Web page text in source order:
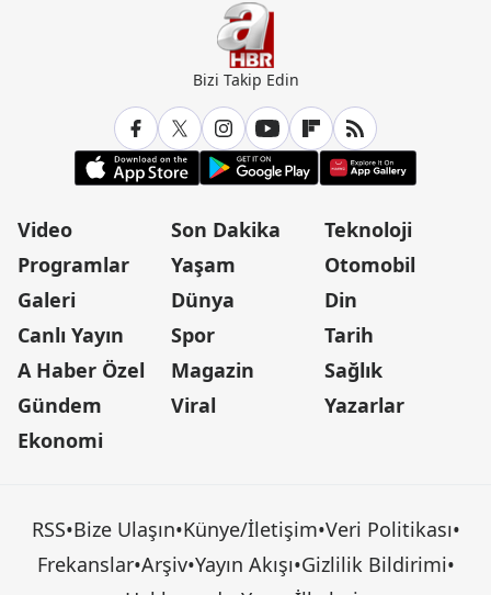
Bizi Takip Edin
Video
Programlar
Galeri
Canlı Yayın
A Haber Özel
Gündem
Ekonomi
Son Dakika
Yaşam
Dünya
Spor
Magazin
Viral
Teknoloji
Otomobil
Din
Tarih
Sağlık
Yazarlar
RSS•Bize Ulaşın•Künye/İletişim•Veri Politikası•
Frekanslar•Arşiv•Yayın Akışı•Gizlilik Bildirimi•